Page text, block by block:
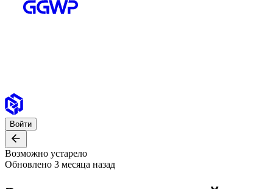
Войти
Возможно устарело
Обновлено 3 месяца назад